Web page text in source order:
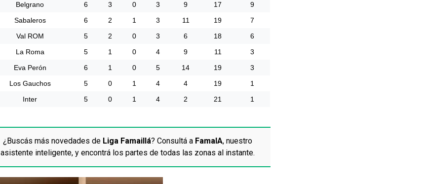
Belgrano
6 3 0 3 9 17
9
Sabaleros
6 2 1 3 11 19
7
Val ROM
5 2 0 3 6 18
6
La Roma
5 1 0 4 9 11
3
Eva Perón
6 1 0 5 14 19
3
Los Gauchos
5 0 1 4 4 19
1
Inter
5 0 1 4 2 21 1
¿Buscás más novedades de Liga Famaillá? Consultá a FamaIA, nuestro
asistente inteligente, y encontrá los partes de todas las zonas al instante.